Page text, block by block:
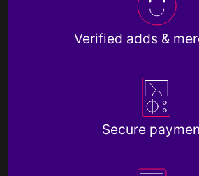
Verified adds &
Secure